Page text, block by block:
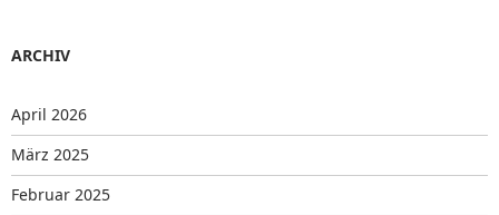
ARCHIV
April 2026
März 2025
Februar 2025